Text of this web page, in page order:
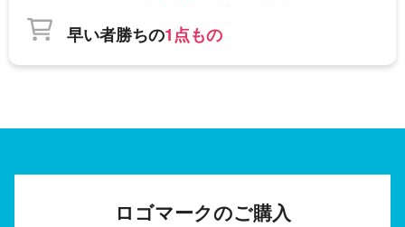
早い者勝ちの1点もの
ロゴマークのご購入